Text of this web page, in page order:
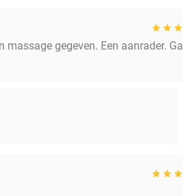
gegeven. Een aanrader. Ga